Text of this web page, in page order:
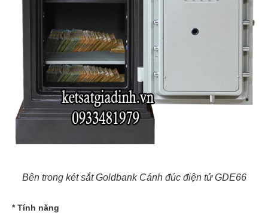
Bên trong két sắt Goldbank Cánh đúc điện tử GDE66
* Tính năng